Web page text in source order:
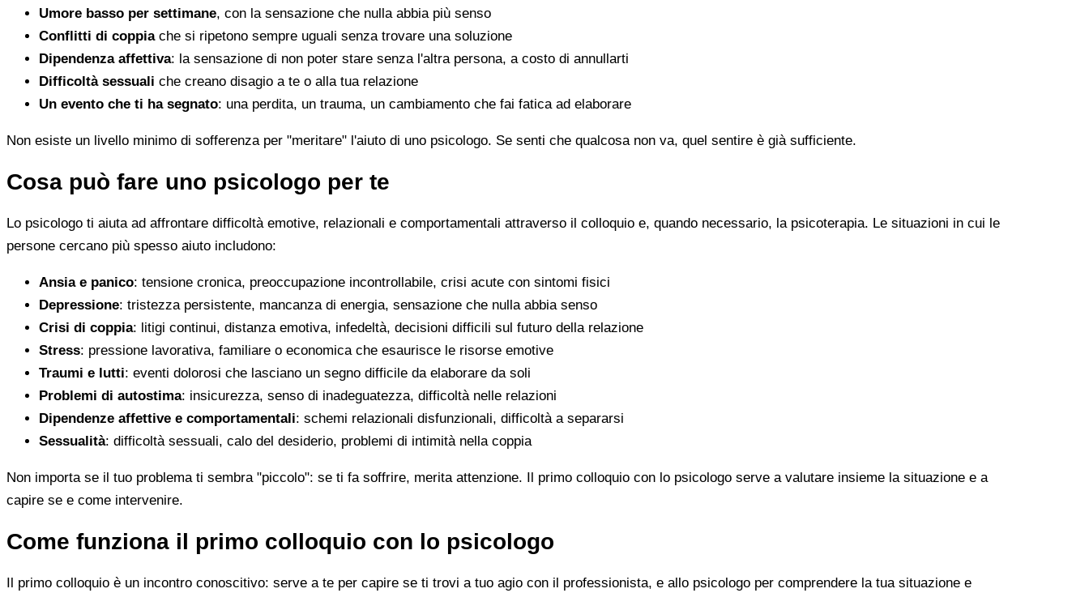
Umore basso per settimane, con la sensazione che nulla abbia più senso
Conflitti di coppiache si ripetono sempre uguali senza trovare una soluzione
Dipendenza affettiva: la sensazione di non poter stare senza l'altra persona, a costo di annullarti
Difficoltà sessuali che creano disagio a te o alla tua relazione
Un evento che ti ha segnato: una perdita, un trauma, un cambiamento che fai fatica ad elaborare
Non esiste un livello minimo di sofferenza per "meritare" l'aiuto di uno psicologo. Se senti che qualcosa non va, quel sentire è già sufficiente.
Cosa può fare uno psicologo per te
Lo psicologo ti aiuta ad affrontare difficoltà emotive, relazionali e comportamentali attraverso il colloquio e, quando necessario, la psicoterapia. Le situazioni in cui le
persone cercano più spesso aiuto includono:
Ansia e panico: tensione cronica, preoccupazione incontrollabile, crisi acute con sintomi fisici
Depressione: tristezza persistente, mancanza di energia, sensazione che nulla abbia senso
Crisi di coppia: litigi continui, distanza emotiva, infedeltà, decisioni difficili sul futuro della relazione
Stress: pressione lavorativa, familiare o economica che esaurisce le risorse emotive
Traumi e lutti: eventi dolorosi che lasciano un segno difficile da elaborare da soli
Problemi di autostima: insicurezza, senso di inadeguatezza, difficoltà nelle relazioni
Dipendenze affettive e comportamentali: schemi relazionali disfunzionali, difficoltà a separarsi
Sessualità: difficoltà sessuali, calo del desiderio, problemi di intimità nella coppia
Non importa se il tuo problema ti sembra "piccolo": se ti fa soffrire, merita attenzione. Il primo colloquio con lo psicologo serve a valutare insieme la situazione e a
capire se e come intervenire.
Come funziona il primo colloquio con lo psicologo
Il primo colloquio è un incontro conoscitivo: serve a te per capire se ti trovi a tuo agio con il professionista, e allo psicologo per comprendere la tua situazione e